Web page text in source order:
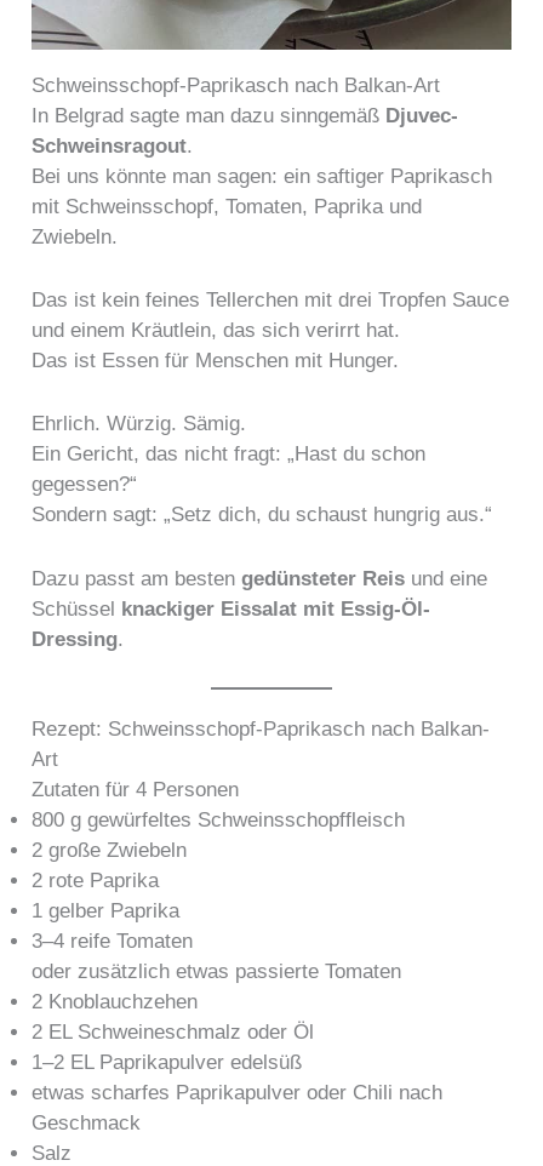
Schweinsschopf-Paprikasch nach Balkan-Art
In Belgrad sagte man dazu sinngemäß Djuvec-
Schweinsragout.
Bei uns könnte man sagen: ein saftiger Paprikasch
mit Schweinsschopf, Tomaten, Paprika und
Zwiebeln.
Das ist kein feines Tellerchen mit drei Tropfen Sauce
und einem Kräutlein, das sich verirrt hat.
Das ist Essen für Menschen mit Hunger.
Ehrlich. Würzig. Sämig.
Ein Gericht, das nicht fragt: „Hast du schon
gegessen?“
Sondern sagt: „Setz dich, du schaust hungrig aus.“
Dazu passt am bestengedünsteter Reis und eine
Schüssel knackiger Eissalat mit Essig-Öl-
Dressing.
Rezept: Schweinsschopf-Paprikasch nach Balkan-
Art
Zutaten für 4 Personen
800 g gewürfeltes Schweinsschopffleisch
2 große Zwiebeln
2 rote Paprika
1 gelber Paprika
3–4 reife Tomaten
oder zusätzlich etwas passierte Tomaten
2 Knoblauchzehen
2 EL Schweineschmalz oder Öl
1–2 EL Paprikapulver edelsüß
etwas scharfes Paprikapulver oder Chili nach
Geschmack
Salz